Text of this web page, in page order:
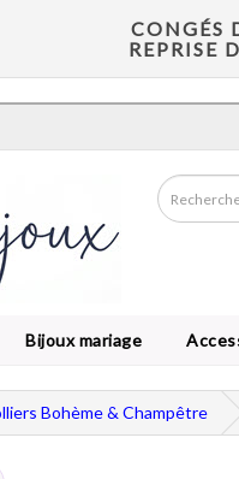
CONGÉS
REPRISE
Bijoux mariage
Bohème & Champêtre